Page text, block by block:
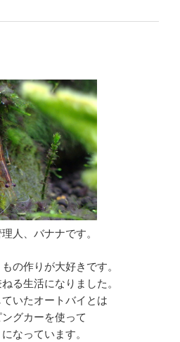
人、バナナです。
の作りが大好きです。
る生活になりました。
いたオートバイとは
グカーを使って
なっています。